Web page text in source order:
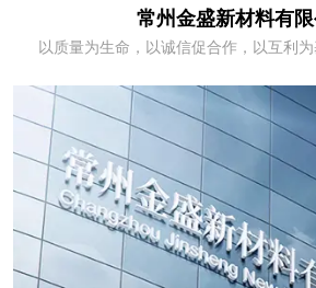
常州金盛新材料有限
以质量为生命，以诚信促合作，以互利